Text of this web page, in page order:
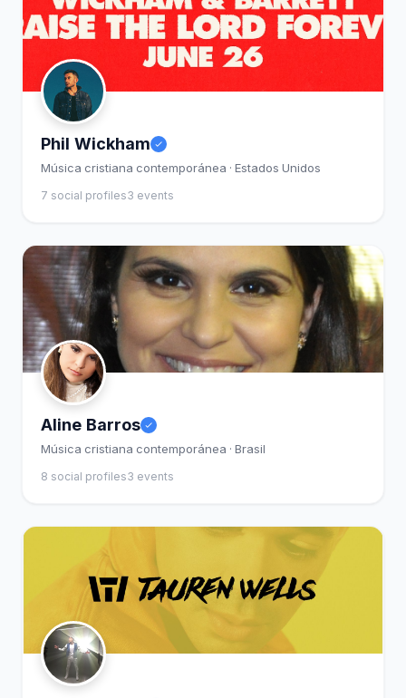
Phil Wickham
Música cristiana contemporánea · Estados Unidos
7 social profiles3 events
Aline Barros
Música cristiana contemporánea · Brasil
8 social profiles3 events